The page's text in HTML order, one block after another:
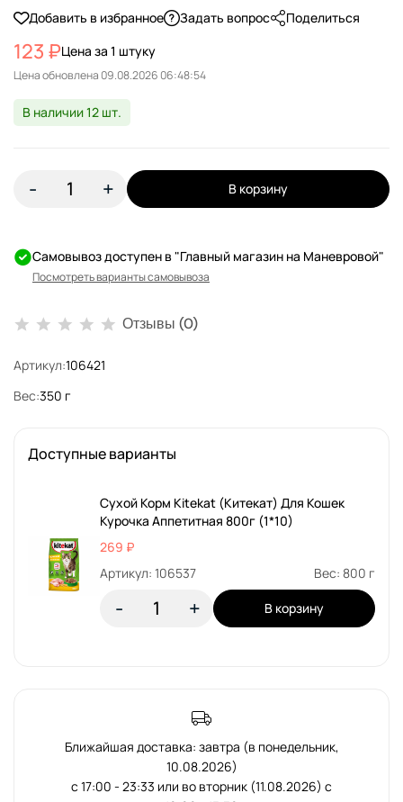
Добавить в избранное Задать вопрос Поделиться
123 ₽Цена за 1 штуку
Цена обновлена
В наличии 12 шт.
- + В корзину
Самовывоз доступен в "Главный магазин на Маневровой"
Посмотреть варианты самовывоза
Отзывы (0)
Артикул:106421
Вес:350 г
Доступные варианты
Сухой Корм Kitekat (Китекат) Для Кошек
Курочка Аппетитная 800г (1*10)
269 ₽
Артикул: 106537
Вес: 800 г
- + В корзину
Ближайшая доставка: завтра (в понедельник,
10.08.2026)
с 17:00 - 23:33 или во вторник (11.08.2026) с